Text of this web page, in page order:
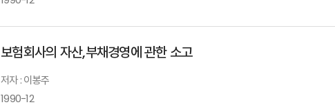
보험회사의 자산,부채경영에 관한 소고
저자 : 이봉주
1990-12